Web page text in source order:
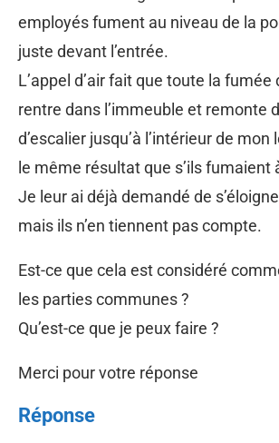
employés fument au niveau de la
juste devant l’entrée.
L’appel d’air fait que toute la
rentre dans l’immeuble et remonte
d’escalier jusqu’à l’intérieur de
le même résultat que s’ils fumaient
Je leur ai déjà demandé de
mais ils n’en tiennent pas compte.
Est-ce que cela est considéré
les parties communes ?
Qu’est-ce que je peux faire ?
Merci pour votre réponse
Réponse